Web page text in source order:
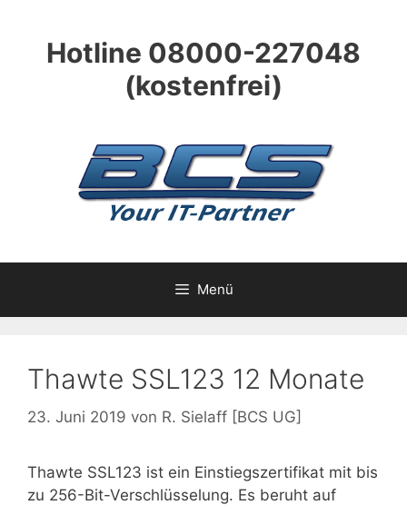
springenHotline 08000-227048
(kostenfrei)
Menü
Thawte SSL123 12 Monate
23. Juni 2019 von R. Sielaff [BCS UG]
Thawte SSL123 ist ein Einstiegszertifikat mit bis
zu 256-Bit-Verschlüsselung. Es beruht auf